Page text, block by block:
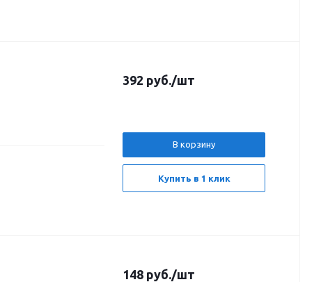
392 руб./шт
В корзину
Купить в 1 клик
148 руб./шт